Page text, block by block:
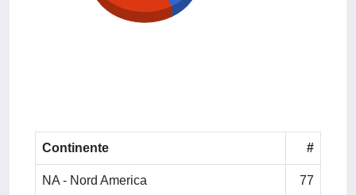
Continente #
NA - Nord America 77